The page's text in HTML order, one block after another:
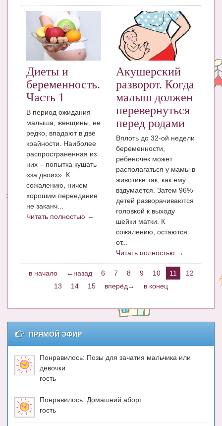
Диеты и
беременность.
Часть 1
В период ожидания
малыша, женщины, не
редко, впадают в две
крайности. Наиболее
распространенная из
них – попытка кушать
«за двоих». К
сожалению, ничем
хорошим переедание
не заканч...
Читать полностью →
Акушерский
разворот. Когда
малыш должен
перевернуться
перед родами
Вплоть до 32-ой недели
беременности,
ребеночек может
располагаться у мамы в
животике так, как ему
вздумается. Затем 96%
детей разворачиваются
головкой к выходу
шейки матки. К
сожалению, остаются
от...
Читать полностью →
в начало ←назад 6 7 8 9 10 11
12
13
14 15 вперёд→ в конец
ПРЯМОЙ ЭФИР
Понравилось: Позы для зачатия мальчика или
девочки
гость
Понравилось: Домашний аборт
гость